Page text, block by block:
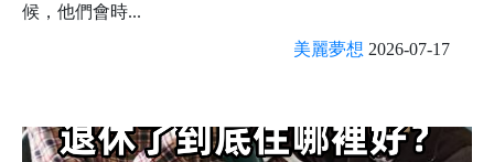
候，他們會時...
美麗夢想 2026-07-17